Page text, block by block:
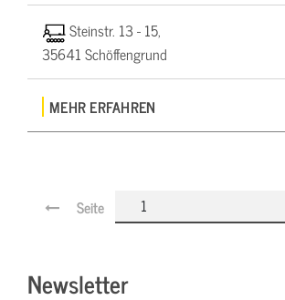
Steinstr. 13 - 15,
35641 Schöffengrund
MEHR ERFAHREN
Seite
Newsletter